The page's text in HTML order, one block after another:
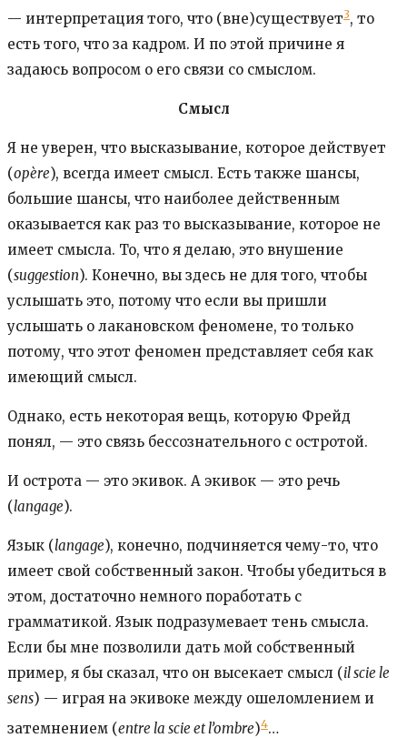
— интерпретация того, что (вне)существует3, то
есть того, что за кадром. И по этой причине я
задаюсь вопросом о его связи со смыслом.
Смысл
Я не уверен, что высказывание, которое действует
(opère), всегда имеет смысл. Есть также шансы,
большие шансы, что наиболее действенным
оказывается как раз то высказывание, которое не
имеет смысла. То, что я делаю, это внушение
(suggestion). Конечно, вы здесь не для того, чтобы
услышать это, потому что если вы пришли
услышать о лакановском феномене, то только
потому, что этот феномен представляет себя как
имеющий смысл.
Однако, есть некоторая вещь, которую Фрейд
понял, — это связь бессознательного с остротой.
И острота — это экивок. А экивок — это речь
(langage).
Язык (langage), конечно, подчиняется чему-то, что
имеет свой собственный закон. Чтобы убедиться в
этом, достаточно немного поработать с
грамматикой. Язык подразумевает тень смысла.
Если бы мне позволили дать мой собственный
пример, я бы сказал, что он высекает смысл (il scie le
sens) — играя на экивоке между ошеломлением и
затемнением (entre la scie et l’ombre)4…